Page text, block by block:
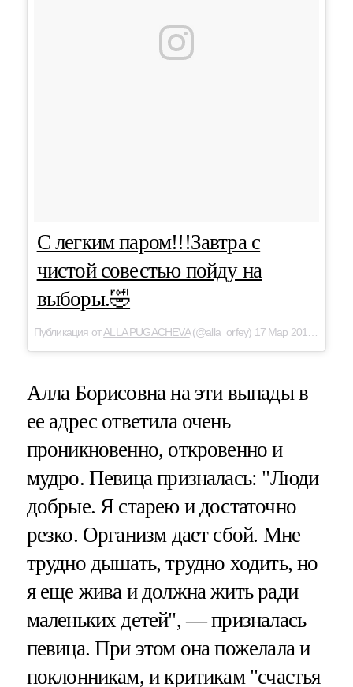
С легким паром!!!Завтра с
чистой совестью пойду на
выборы.🤣
Публикация отALLA PUGACHEVA(@alla_orfey) 17 Мар 2018 в 2:07 PDT
Алла Борисовна на эти выпады в
ее адрес ответила очень
проникновенно, откровенно и
мудро. Певица призналась: "Люди
добрые. Я старею и достаточно
резко. Организм дает сбой. Мне
трудно дышать, трудно ходить, но
я еще жива и должна жить ради
маленьких детей", — призналась
певица. При этом она пожелала и
поклонникам, и критикам "счастья